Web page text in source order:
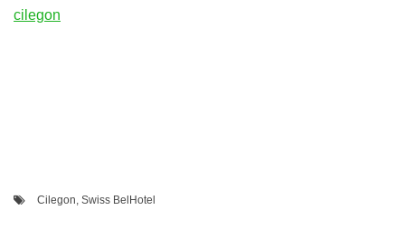
cilegon
Cilegon, Swiss BelHotel